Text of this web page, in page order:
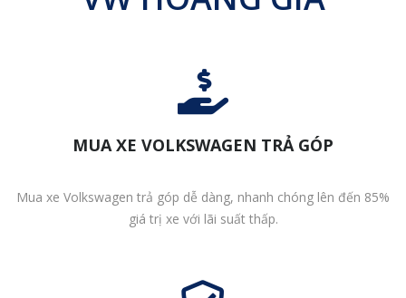
MUA XE VOLKSWAGEN TRẢ GÓP
Mua xe Volkswagen trả góp dễ dàng, nhanh chóng lên đến 85%
giá trị xe với lãi suất thấp.